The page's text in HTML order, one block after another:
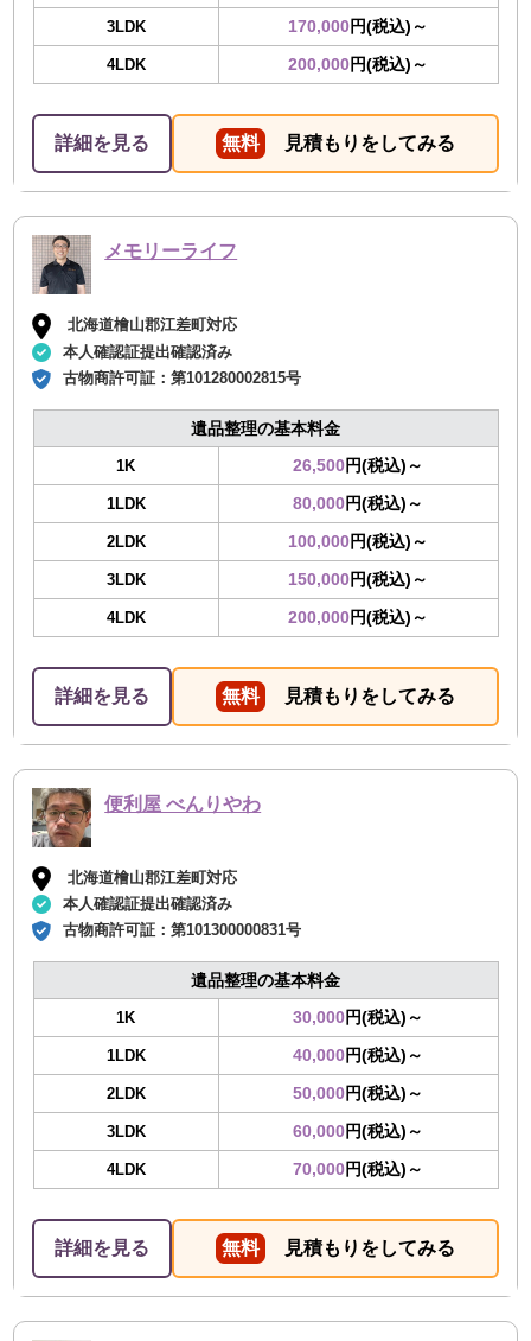
3LDK 170,000円(税込)～
4LDK 200,000円(税込)～
詳細を見る 無料 見積もりをしてみる
メモリーライフ
北海道檜山郡江差町対応
本人確認証提出確認済み
古物商許可証：第101280002815号
遺品整理の基本料金
1K 26,500円(税込)～
1LDK 80,000円(税込)～
2LDK 100,000円(税込)～
3LDK 150,000円(税込)～
4LDK 200,000円(税込)～
詳細を見る 無料 見積もりをしてみる
便利屋 べんりやわ
北海道檜山郡江差町対応
本人確認証提出確認済み
古物商許可証：第101300000831号
遺品整理の基本料金
1K 30,000円(税込)～
1LDK 40,000円(税込)～
2LDK 50,000円(税込)～
3LDK 60,000円(税込)～
4LDK 70,000円(税込)～
詳細を見る 無料 見積もりをしてみる